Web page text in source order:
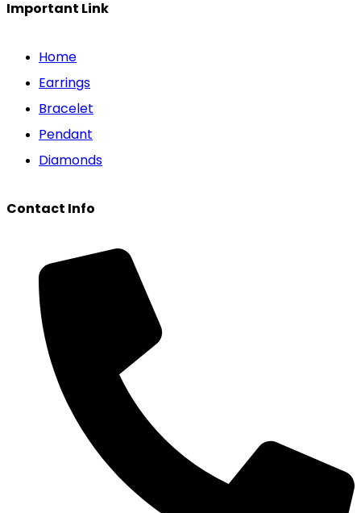
Important Link
Home
Earrings
Bracelet
Pendant
Diamonds
Contact Info